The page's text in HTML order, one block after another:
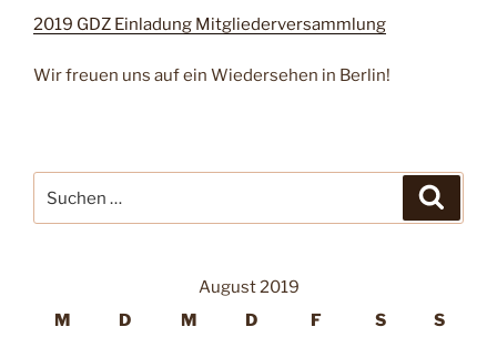
2019 GDZ Einladung Mitgliederversammlung
Wir freuen uns auf ein Wiedersehen in Berlin!
nach:
August 2019
M
D M D F S S